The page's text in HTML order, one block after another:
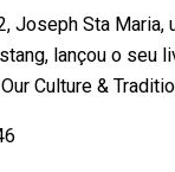
Joseph Sta Maria,
lançou o seu
Culture &